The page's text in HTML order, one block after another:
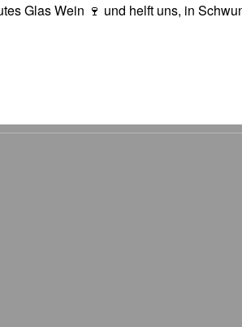
Glas Wein 🍷 und helft uns, in